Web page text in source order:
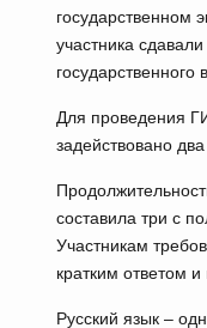
государственном
участника
государственного
Для проведения
задействовано
составила три с
Участникам
кратким ответом и
Русский язык –